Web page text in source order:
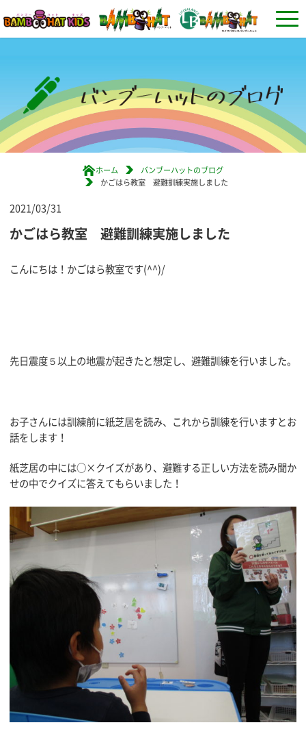
ホーム
バンブーハットのブログ
かごはら教室 避難訓練実施しました
2021/03/31
かごはら教室 避難訓練実施しました
こんにちは！かごはら教室です(^^)/
先日震度５以上の地震が起きたと想定し、避難訓練を行いました。
お子さんには訓練前に紙芝居を読み、これから訓練を行いますとお
話をします！
紙芝居の中には○×クイズがあり、避難する正しい方法を読み聞か
せの中でクイズに答えてもらいました！